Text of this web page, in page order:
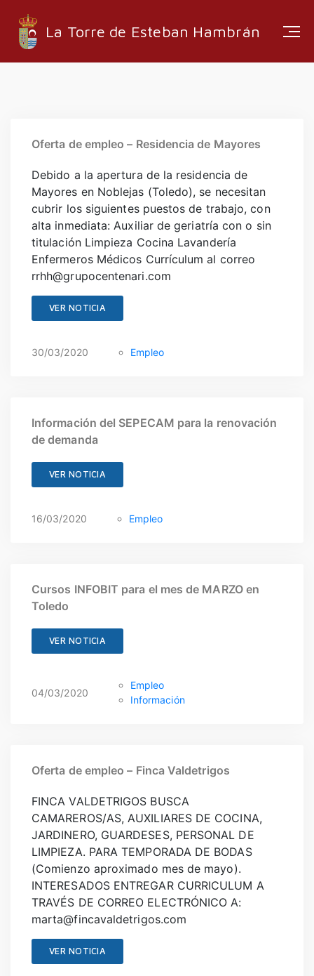
La Torre de Esteban Hambrán
EMPRESAS LOCALES
MEDIA
INFORMACIÓN
EMPLEO
SANIDAD
CONSUMO
Oferta de empleo – Residencia de Mayores
Debido a la apertura de la residencia de
Mayores en Noblejas (Toledo), se necesitan
cubrir los siguientes puestos de trabajo, con
alta inmediata: Auxiliar de geriatría con o sin
titulación Limpieza Cocina Lavandería
Enfermeros Médicos Currículum al correo
rrhh@grupocentenari.com
VER NOTICIA
30/03/2020 Empleo
Información del SEPECAM para la renovación
de demanda
VER NOTICIA
16/03/2020 Empleo
Cursos INFOBIT para el mes de MARZO en
Toledo
VER NOTICIA
04/03/2020
Empleo
Información
Oferta de empleo – Finca Valdetrigos
FINCA VALDETRIGOS BUSCA
CAMAREROS/AS, AUXILIARES DE COCINA,
JARDINERO, GUARDESES, PERSONAL DE
LIMPIEZA. PARA TEMPORADA DE BODAS
(Comienzo aproximado mes de mayo).
INTERESADOS ENTREGAR CURRICULUM A
TRAVÉS DE CORREO ELECTRÓNICO A:
marta@fincavaldetrigos.com
VER NOTICIA